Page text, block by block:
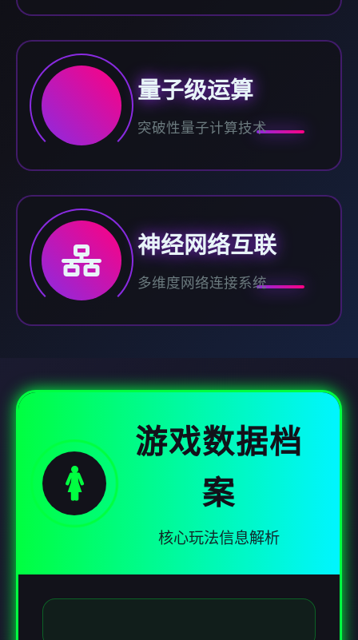
量子级运算
突破性量子计算技术
神经网络互联
多维度网络连接系统
🚺
游戏数据档
案
核心玩法信息解析